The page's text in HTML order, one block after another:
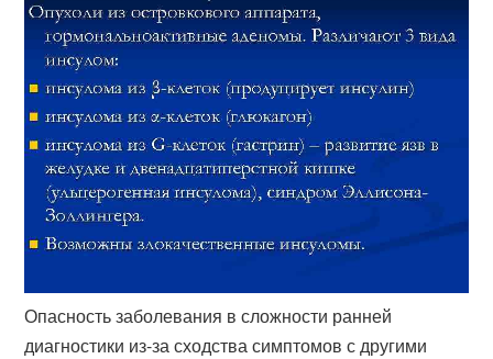
Опасность заболевания в сложности ранней
диагностики из-за сходства симптомов с другими